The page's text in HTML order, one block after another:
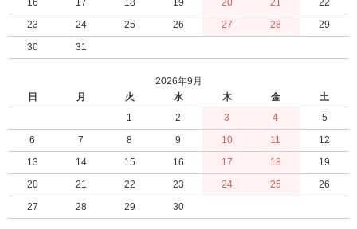
16
17 18 19 20 21
22
23
24 25 26 27 28
29
30
31
2026年9月
日
月 火 水 木 金
土
1
2 3 4
5
6
7 8 9 10 11
12
13
14 15 16 17 18
19
20
21 22 23 24 25
26
27
28 29 30